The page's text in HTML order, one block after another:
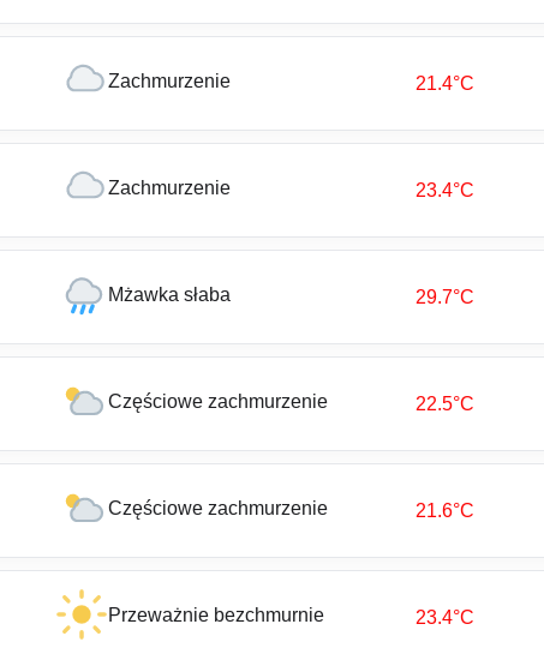
Zachmurzenie 21.4°C
Zachmurzenie 23.4°C
Mżawka słaba 29.7°C
Częściowe zachmurzenie 22.5°C
Częściowe zachmurzenie 21.6°C
Przeważnie bezchmurnie 23.4°C